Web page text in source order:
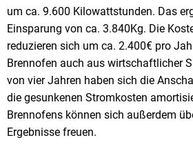
um ca. 9.600 Kilowattstunden. Das
Einsparung von ca. 3.840Kg. Die
reduzieren sich um ca. 2.400€ pro
Brennofen auch aus wirtschaftlicher
von vier Jahren haben sich die
die gesunkenen Stromkosten
Brennofens können sich außerdem
Ergebnisse freuen.